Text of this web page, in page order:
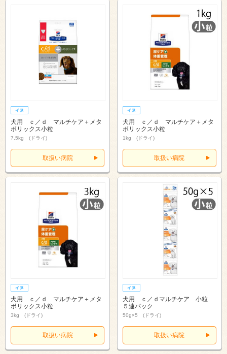
犬用 ｃ／ｄ マルチケア＋メタ
ボリックス小粒
7.5kg (ドライ)
取扱い病院
犬用 ｃ／ｄ マルチケア＋メタ
ボリックス小粒
1kg (ドライ)
取扱い病院
犬用 ｃ／ｄ マルチケア＋メタ
ボリックス小粒
3kg (ドライ)
取扱い病院
犬用 ｃ／ｄマルチケア 小粒
５連パック
50g×5 (ドライ)
取扱い病院